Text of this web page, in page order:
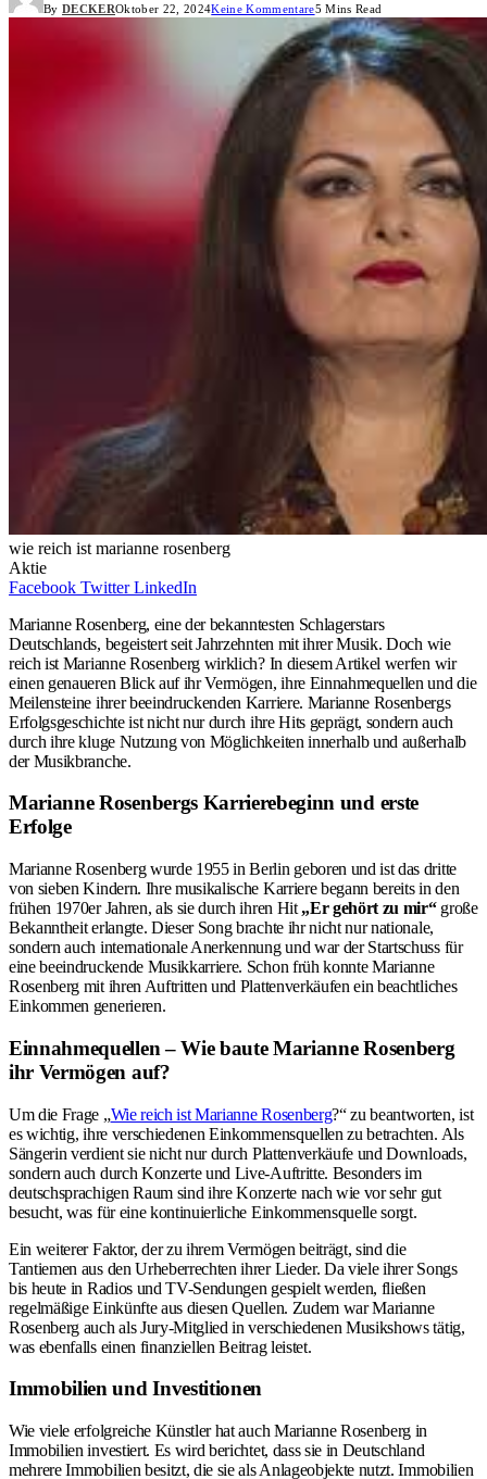
By DECKEROktober 22, 2024Keine Kommentare5 Mins Read
wie reich ist marianne rosenberg
Aktie
Facebook Twitter LinkedIn
Marianne Rosenberg, eine der bekanntesten Schlagerstars
Deutschlands, begeistert seit Jahrzehnten mit ihrer Musik. Doch wie
reich ist Marianne Rosenberg wirklich? In diesem Artikel werfen wir
einen genaueren Blick auf ihr Vermögen, ihre Einnahmequellen und die
Meilensteine ihrer beeindruckenden Karriere. Marianne Rosenbergs
Erfolgsgeschichte ist nicht nur durch ihre Hits geprägt, sondern auch
durch ihre kluge Nutzung von Möglichkeiten innerhalb und außerhalb
der Musikbranche.
Marianne Rosenbergs Karrierebeginn und erste
Erfolge
Marianne Rosenberg wurde 1955 in Berlin geboren und ist das dritte
von sieben Kindern. Ihre musikalische Karriere begann bereits in den
frühen 1970er Jahren, als sie durch ihren Hit „Er gehört zu mir“große
Bekanntheit erlangte. Dieser Song brachte ihr nicht nur nationale,
sondern auch internationale Anerkennung und war der Startschuss für
eine beeindruckende Musikkarriere. Schon früh konnte Marianne
Rosenberg mit ihren Auftritten und Plattenverkäufen ein beachtliches
Einkommen generieren.
Einnahmequellen – Wie baute Marianne Rosenberg
ihr Vermögen auf?
Um die Frage „Wie reich ist Marianne Rosenberg?“ zu beantworten, ist
es wichtig, ihre verschiedenen Einkommensquellen zu betrachten. Als
Sängerin verdient sie nicht nur durch Plattenverkäufe und Downloads,
sondern auch durch Konzerte und Live-Auftritte. Besonders im
deutschsprachigen Raum sind ihre Konzerte nach wie vor sehr gut
besucht, was für eine kontinuierliche Einkommensquelle sorgt.
Ein weiterer Faktor, der zu ihrem Vermögen beiträgt, sind die
Tantiemen aus den Urheberrechten ihrer Lieder. Da viele ihrer Songs
bis heute in Radios und TV-Sendungen gespielt werden, fließen
regelmäßige Einkünfte aus diesen Quellen. Zudem war Marianne
Rosenberg auch als Jury-Mitglied in verschiedenen Musikshows tätig,
was ebenfalls einen finanziellen Beitrag leistet.
Immobilien und Investitionen
Wie viele erfolgreiche Künstler hat auch Marianne Rosenberg in
Immobilien investiert. Es wird berichtet, dass sie in Deutschland
mehrere Immobilien besitzt, die sie als Anlageobjekte nutzt. Immobilien